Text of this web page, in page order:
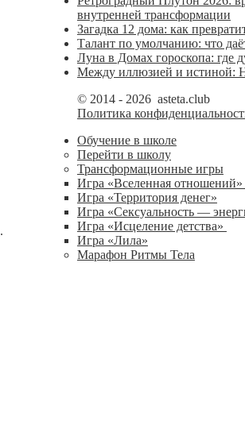
.
внутренней трансформации
Загадка 12 дома: как
Талант по умолчанию: что
Луна в Домах гороскопа: где
Между иллюзией и истиной:
© 2014 - 2026 asteta.club
Политика
Обучение в школе
Перейти в школу
Трансформационные игры
Игра «Вселенная отношений»
Игра «Территория денег»
Игра «Сексуальность —
Игра «Исцеление детства»
Игра «Лила»
Марафон Ритмы Тела